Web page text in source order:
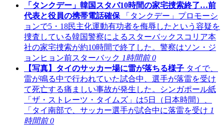
「タンクデー」韓国スタバ10時間の家宅捜索終了…前
代表と役員の携帯電話確保
「タンクデー」プロモーシ
ョンで5・18民主化運動有功者を侮辱したという容疑を
捜査している韓国警察によるスターバックスコリア本
社の家宅捜索が約10時間で終了した。警察はソン・ジ
ョンヒョン前スターバック 1時間前 0
【写真】タイのサッカー場に雷が落ちる様子 タイで、
雷が鳴る中で行われていた試合中、選手が落雷を受け
て死亡する痛ましい事故が発生した。シンガポール紙
「ザ・ストレーツ・タイムズ」は5日（日本時間）、
「タイ南部で、サッカー選手が試合中に落雷を受け 1
時間前 0